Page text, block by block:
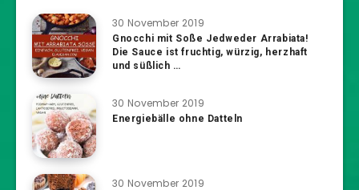
30 November 2019
Gnocchi mit Soße Jedweder Arrabiata!
Die Sauce ist fruchtig, würzig, herzhaft
und süßlich …
30 November 2019
Energiebälle ohne Datteln
30 November 2019